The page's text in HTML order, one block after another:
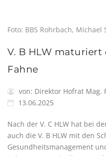
Foto: BBS Rohrbach, Michael
V. B HLW
Fahne
von: Direktor Hofrat Mag.
13.06.2025
Nach der V. C HLW hat bei
auch die V. B HLW mit den
Gesundheitsmanagement